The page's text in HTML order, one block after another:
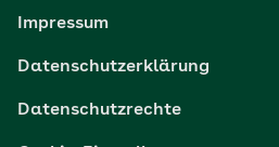
Wohlbefinden
Impressum
Datenschutzerklärung
Datenschutzrechte